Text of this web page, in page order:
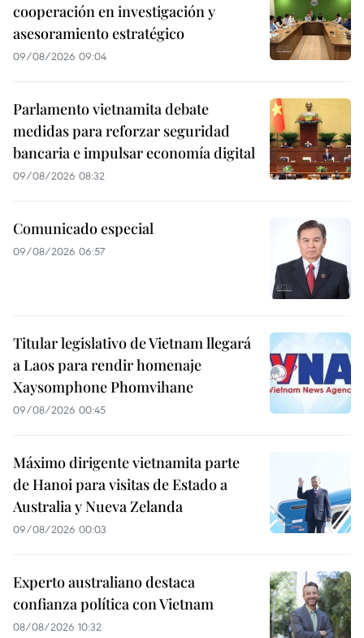
cooperación en investigación y
asesoramiento estratégico
09/08/2026 09:04
Parlamento vietnamita debate
medidas para reforzar seguridad
bancaria e impulsar economía digital
09/08/2026 08:32
Comunicado especial
09/08/2026 06:57
Titular legislativo de Vietnam llegará
a Laos para rendir homenaje
Xaysomphone Phomvihane
09/08/2026 00:45
Máximo dirigente vietnamita parte
de Hanoi para visitas de Estado a
Australia y Nueva Zelanda
09/08/2026 00:03
Experto australiano destaca
confianza política con Vietnam
08/08/2026 10:32